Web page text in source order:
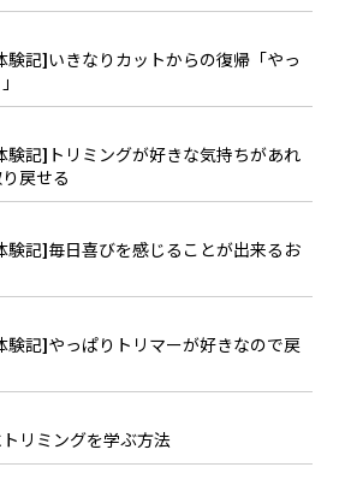
験記]いきなりカットからの復帰「やっ
験記]トリミングが好きな気持ちがあれ
戻せる
験記]毎日喜びを感じることが出来るお
験記]やっぱりトリマーが好きなので戻
リミングを学ぶ方法